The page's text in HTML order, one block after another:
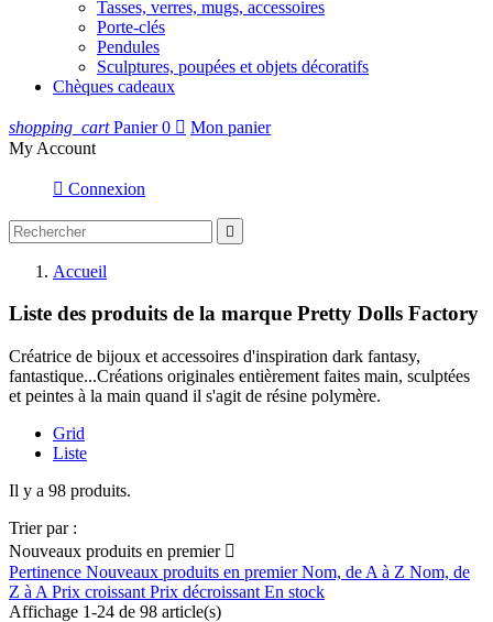
Tasses, verres, mugs, accessoires
Porte-clés
Pendules
Sculptures, poupées et objets décoratifs
Chèques cadeaux
shopping_cart Panier 0  Mon panier
My Account
 Connexion

Accueil
Liste des produits de la marque Pretty Dolls Factory
Créatrice de bijoux et accessoires d'inspiration dark fantasy,
fantastique...Créations originales entièrement faites main, sculptées
et peintes à la main quand il s'agit de résine polymère.
Grid
Liste
Il y a 98 produits.
Trier par :
Nouveaux produits en premier 
Pertinence Nouveaux produits en premierNom, de A à Z Nom, de
Z à A Prix croissant Prix décroissant En stock
Affichage 1-24 de 98 article(s)